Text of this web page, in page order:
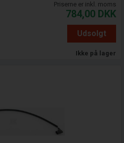
Priserne er inkl. moms
784,00 DKK
Udsolgt
Ikke på lager